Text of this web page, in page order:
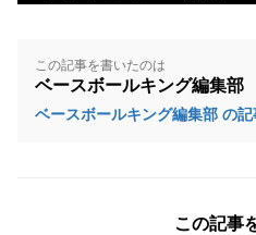
この記事を書いたのは
ベースボールキング編集部
ベースボールキング編集部 の
この記事